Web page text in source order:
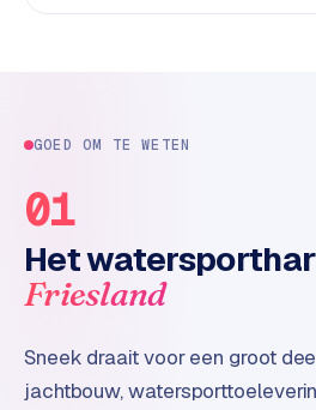
e
B
o
.
c
m
m
GOED OM TE WETEN
01
Het
Friesland
Sneek draait voor een groot
jachtbouw,